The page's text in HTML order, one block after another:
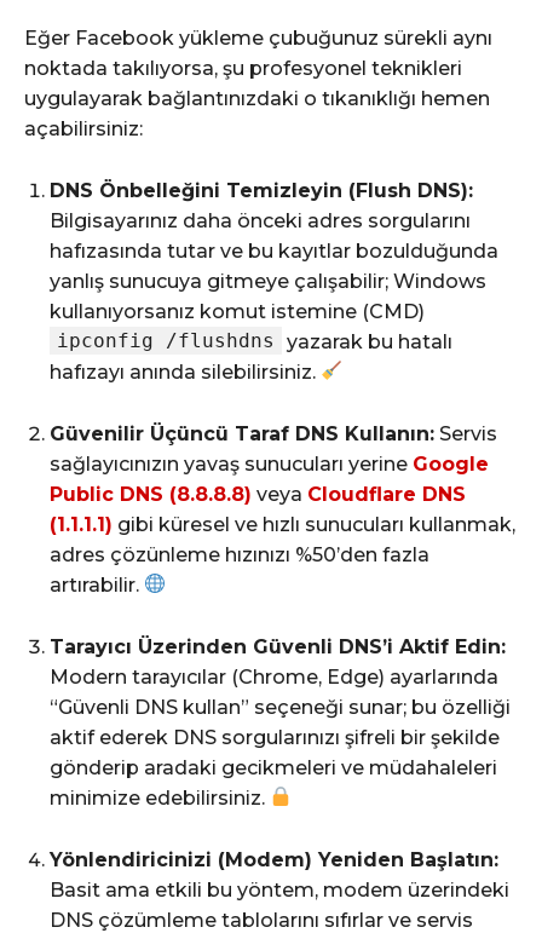
Eğer Facebook yükleme çubuğunuz sürekli aynı
noktada takılıyorsa, şu profesyonel teknikleri
uygulayarak bağlantınızdaki o tıkanıklığı hemen
açabilirsiniz:
DNS Önbelleğini Temizleyin (Flush DNS):
Bilgisayarınız daha önceki adres sorgularını
hafızasında tutar ve bu kayıtlar bozulduğunda
yanlış sunucuya gitmeye çalışabilir; Windows
kullanıyorsanız komut istemine (CMD)
ipconfig /flushdns
yazarak bu hatalı
hafızayı anında silebilirsiniz.
Güvenilir Üçüncü Taraf DNS Kullanın: Servis
sağlayıcınızın yavaş sunucuları yerine Google
Public DNS (8.8.8.8) veya Cloudflare DNS
(1.1.1.1) gibi küresel ve hızlı sunucuları kullanmak,
adres çözünleme hızınızı %50’den fazla
artırabilir.
Tarayıcı Üzerinden Güvenli DNS’i Aktif Edin:
Modern tarayıcılar (Chrome, Edge) ayarlarında
“Güvenli DNS kullan” seçeneği sunar; bu özelliği
aktif ederek DNS sorgularınızı şifreli bir şekilde
gönderip aradaki gecikmeleri ve müdahaleleri
minimize edebilirsiniz.
Yönlendiricinizi (Modem) Yeniden Başlatın:
Basit ama etkili bu yöntem, modem üzerindeki
DNS çözümleme tablolarını sıfırlar ve servis